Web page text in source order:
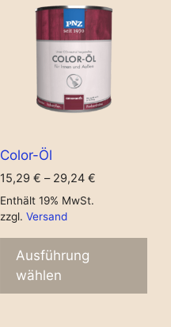
Color-Öl
15,29 € – 29,24 €
Enthält 19% MwSt.
zzgl. Versand
Ausführung
wählen